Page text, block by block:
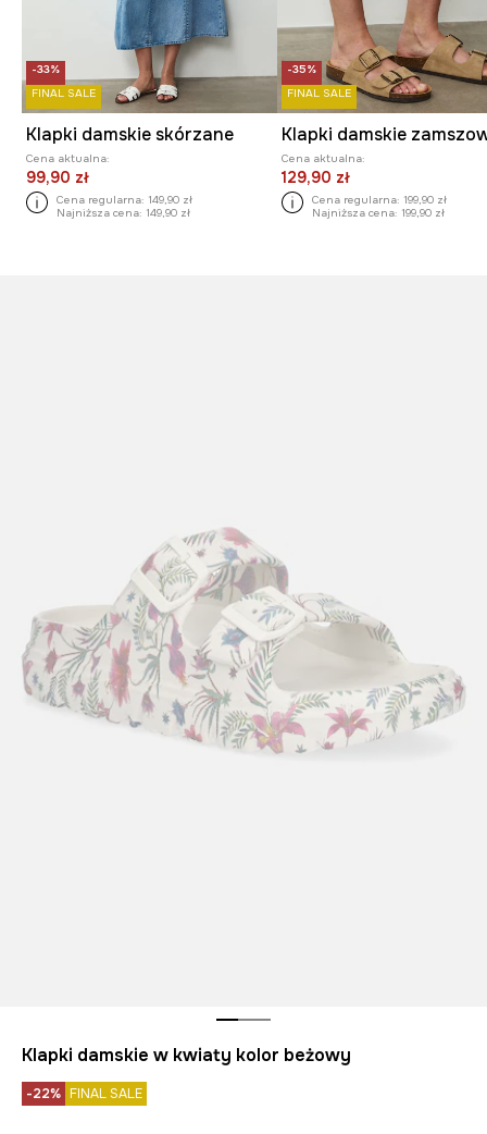
-33%
FINAL SALE
Klapki damskie skórzane
Cena aktualna:
99,90 zł
Cena regularna: 149,90 zł
Najniższa cena: 149,90 zł
-35%
FINAL SALE
Cena aktualna:
129,90 zł
Cena regularna: 199,90 zł
Najniższa cena: 199,90 zł
Klapki damskie w kwiaty kolor beżowy
-22% FINAL SALE